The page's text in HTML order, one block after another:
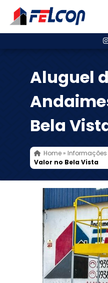
Aluguel
Bela
Home» Informações
Valor no Bela Vista